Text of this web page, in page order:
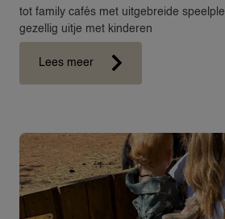
tot family cafés met uitgebreide
gezellig uitje met kinderen
Lees meer